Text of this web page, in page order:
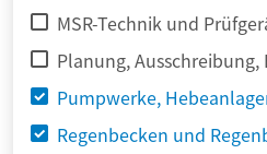
MSR-Technik und
Planung,
Pumpwerke,
Regenbecken und